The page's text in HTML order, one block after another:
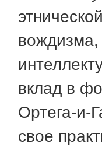
вклад в
Ортега-и-
свое